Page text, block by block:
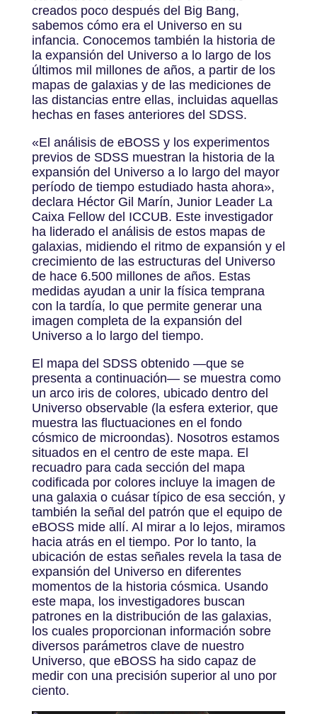
creados poco después del Big Bang,
sabemos cómo era el Universo en su
infancia. Conocemos también la historia de
la expansión del Universo a lo largo de los
últimos mil millones de años, a partir de los
mapas de galaxias y de las mediciones de
las distancias entre ellas, incluidas aquellas
hechas en fases anteriores del SDSS.
«El análisis de eBOSS y los experimentos
previos de SDSS muestran la historia de la
expansión del Universo a lo largo del mayor
período de tiempo estudiado hasta ahora»,
declara Héctor Gil Marín, Junior Leader La
Caixa Fellow del ICCUB. Este investigador
ha liderado el análisis de estos mapas de
galaxias, midiendo el ritmo de expansión y el
crecimiento de las estructuras del Universo
de hace 6.500 millones de años. Estas
medidas ayudan a unir la física temprana
con la tardía, lo que permite generar una
imagen completa de la expansión del
Universo a lo largo del tiempo.
El mapa del SDSS obtenido —que se
presenta a continuación— se muestra como
un arco iris de colores, ubicado dentro del
Universo observable (la esfera exterior, que
muestra las fluctuaciones en el fondo
cósmico de microondas). Nosotros estamos
situados en el centro de este mapa. El
recuadro para cada sección del mapa
codificada por colores incluye la imagen de
una galaxia o cuásar típico de esa sección, y
también la señal del patrón que el equipo de
eBOSS mide allí. Al mirar a lo lejos, miramos
hacia atrás en el tiempo. Por lo tanto, la
ubicación de estas señales revela la tasa de
expansión del Universo en diferentes
momentos de la historia cósmica. Usando
este mapa, los investigadores buscan
patrones en la distribución de las galaxias,
los cuales proporcionan información sobre
diversos parámetros clave de nuestro
Universo, que eBOSS ha sido capaz de
medir con una precisión superior al uno por
ciento.